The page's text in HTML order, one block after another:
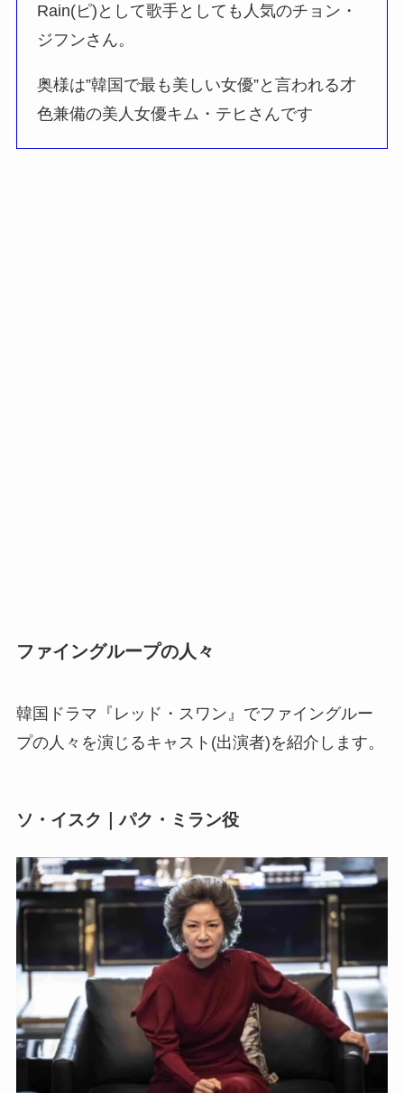
Rain(ピ)として歌手としても人気のチョン・
ジフンさん。
奥様は”韓国で最も美しい女優”と言われる才
色兼備の美人女優キム・テヒさんです
ファイングループの人々
韓国ドラマ『レッド・スワン』でファイングルー
プの人々を演じるキャスト(出演者)を紹介します。
ソ・イスク｜パク・ミラン役